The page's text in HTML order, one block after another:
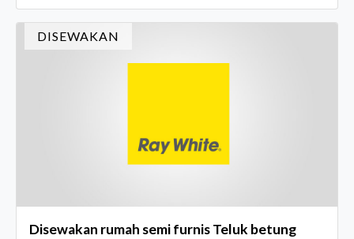
DISEWAKAN
Disewakan rumah semi furnis Teluk betung